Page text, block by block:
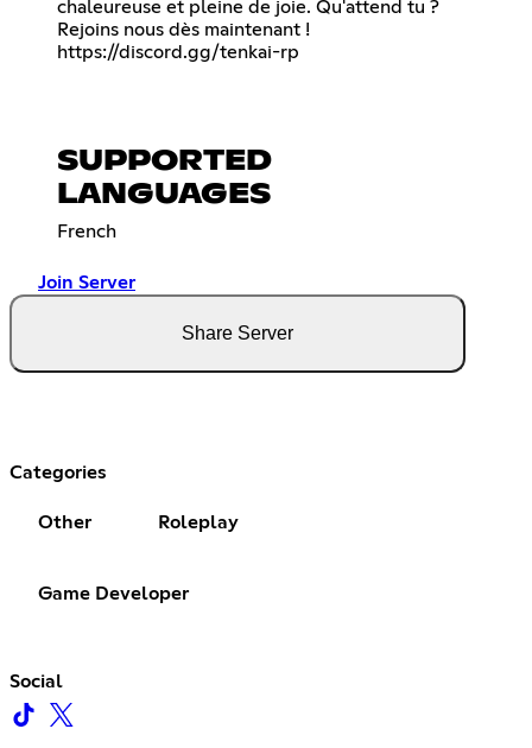
chaleureuse et pleine de joie. Qu'attend tu ?
Rejoins nous dès maintenant !
https://discord.gg/tenkai-rp
SUPPORTED
LANGUAGES
French
Join Server
Share Server
Categories
Other Roleplay
Game Developer
Social